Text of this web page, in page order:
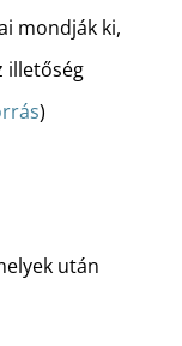
mondják ki,
illetőség
)
után